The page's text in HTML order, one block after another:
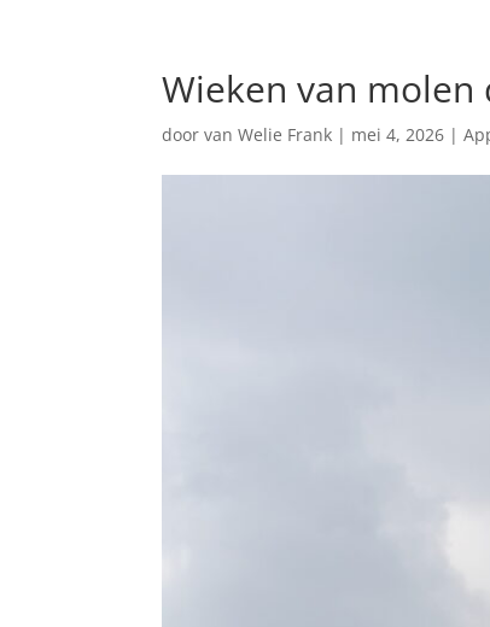
Wieken van molen
doorvan Welie Frank | mei 4, 2026 |